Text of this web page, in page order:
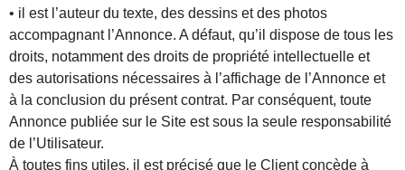
• il est l’auteur du texte, des dessins et des photos
accompagnant l’Annonce. A défaut, qu’il dispose de tous les
droits, notamment des droits de propriété intellectuelle et
des autorisations nécessaires à l’affichage de l’Annonce et
à la conclusion du présent contrat. Par conséquent, toute
Annonce publiée sur le Site est sous la seule responsabilité
de l’Utilisateur.
À toutes fins utiles, il est précisé que le Client concède à